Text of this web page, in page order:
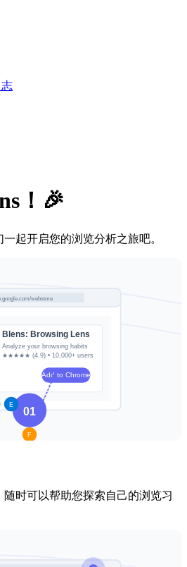
！🎉
起开启您的浏览分析之旅吧。
随时可以帮助您探索自己的浏览习